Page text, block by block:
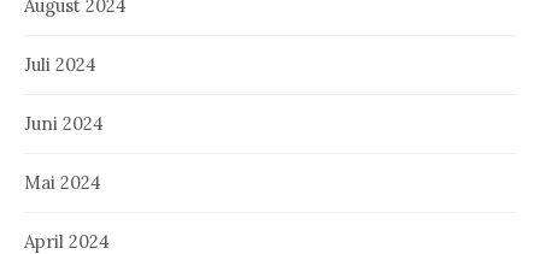
August 2024
Juli 2024
Juni 2024
Mai 2024
April 2024